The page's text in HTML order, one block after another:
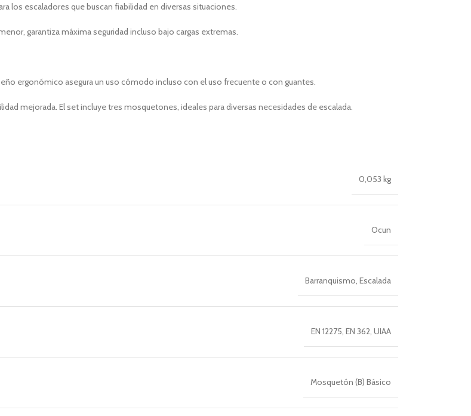
los escaladores que buscan fiabilidad en diversas situaciones.
garantiza máxima seguridad incluso bajo cargas extremas.
ergonómico asegura un uso cómodo incluso con el uso frecuente o con guantes.
mejorada. El set incluye tres mosquetones, ideales para diversas necesidades de escalada.
0,053 kg
Ocun
Barranquismo Escalada
EN 12275 EN 362 UIAA
Mosquetón (B) Básico